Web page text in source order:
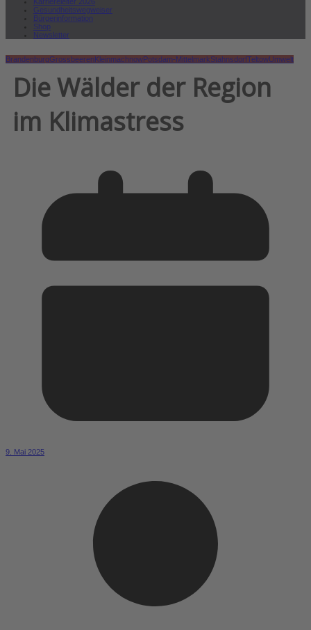
Gesundheitswegweiser
Bürgerinformation
Shop
Newsletter
BrandenburgGrossbeerenKleinmachnowPotsdam-MittelmarkStahnsdorfTeltowUmwelt
Die Wälder der Region
im Klimastress
9. Mai 2025